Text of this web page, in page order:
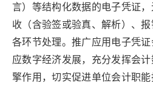
言）等结构化数据的电子凭证
收（含验签或验真、解析）、
各环节处理。推广应用电子凭
应数字经济发展，充分发挥会计
擎作用，切实促进单位会计职